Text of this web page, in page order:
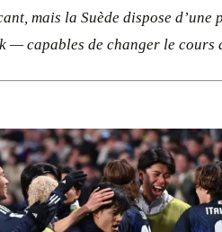
mais la Suède dispose d’une
— capables de changer le cours